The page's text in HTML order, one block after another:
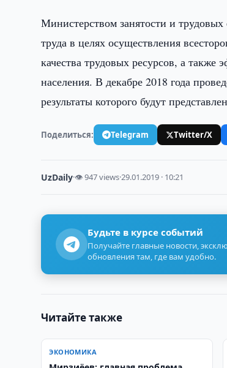
Министерством занятости и
труда в целях осуществления
качества трудовых ресурсов, а также
населения. В декабре 2018 года
результаты которого будут
Поделиться: Telegram Twitter/X
UzDaily·👁 947 views·29.01.2019 · 10:21
Будьте в курсе событий
Получайте главные новости,
обновления там, где вам удобно.
Читайте также
ЭКОНОМИКА